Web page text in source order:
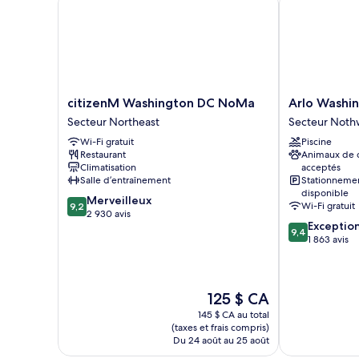
Shower)
citizenM
Washington
DC
NoMa
Secteur
Northeast
citizenM Washington DC NoMa
Secteur Northeast
Wi-Fi gratuit
Restaurant
Climatisation
Salle d’entraînement
9.2
sur
9,2 Merveilleux
2 930 avis
Le
prix
est
de
125 $ CA
125 $ CA
145 $ CA au total
(taxes et frais compris)
Du 24 août au 25 août
Arlo
Washington
DC
Secteur
Nothwest
Arlo
Secteur
Piscine
Animaux de
acceptés
disponible
Wi-Fi gratuit
9.4
sur
9,4
1 863 avis